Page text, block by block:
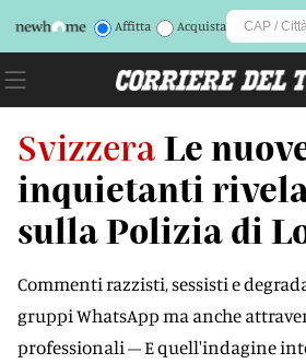
Affitta Acquista
Svizzera Le
inquietanti
sulla Polizia di
Commenti razzisti, sessisti e
gruppi WhatsApp ma anche
professionali – E quell'indagine